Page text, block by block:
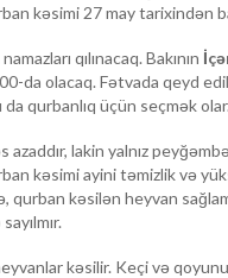
kəsimi 27 may tarixindən
qılınacaq. Bakının
da olacaq. Fətvada qeyd
da qurbanlıq üçün seçmək olar.
lakin yalnız
kəsimi ayini təmizlik və
kəsilən heyvan
kəsilir. Keçi və